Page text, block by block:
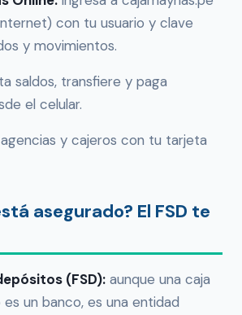
con tu usuario y clave
y movimientos.
saldos, transfiere y paga
el celular.
y cajeros con tu tarjeta
asegurado? El FSD te
(FSD): aunque una caja
es un banco, es una entidad